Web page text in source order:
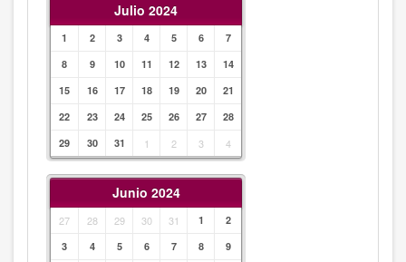
Julio 2024
1 2 3 4 5 6
7
8
9 10 11 12 13
14
15
16 17 18 19 20
21
22
23 24 25 26 27
28
29
30 31 1 2 3 4
Junio 2024
27 28 29 30 31 1
2
3
4 5 6 7 8
9